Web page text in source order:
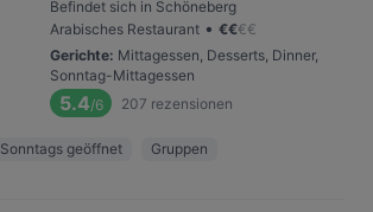
Befindet sich in Schöneberg
Arabisches Restaurant • €€€€
Gerichte: Mittagessen, Desserts, Dinner,
Sonntag-Mittagessen
5.4/6 207 rezensionen
Sonntags geöffnet Gruppen